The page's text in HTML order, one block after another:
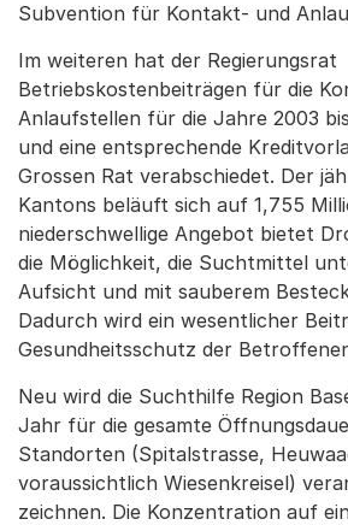
Subvention für Kontakt- und
Im weiteren hat der Regierungsrat
Betriebskostenbeiträgen für die
Anlaufstellen für die Jahre 2003
und eine entsprechende
Grossen Rat verabschiedet. Der
Kantons beläuft sich auf 1,755
niederschwellige Angebot bietet
die Möglichkeit, die Suchtmittel
Aufsicht und mit sauberem
Dadurch wird ein wesentlicher
Gesundheitsschutz der
Neu wird die Suchthilfe Region
Jahr für die gesamte
Standorten (Spitalstrasse,
voraussichtlich Wiesenkreisel)
zeichnen. Die Konzentration auf